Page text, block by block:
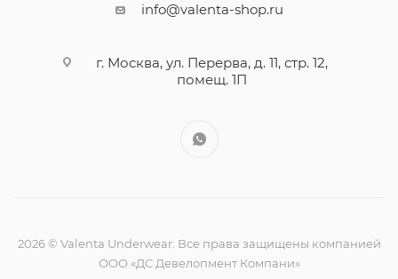
info@valenta-shop.ru
г. Москва, ул. Перерва, д. 11, стр. 12,
помещ. 1П
2026 © Valenta Underwear: Все права защищены компанией
ООО «ДС Девелопмент Компани»